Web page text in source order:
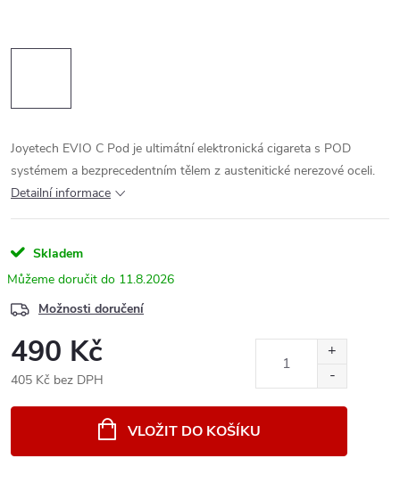
Joyetech EVIO C Pod je ultimátní elektronická cigareta s POD
systémem a bezprecedentním tělem z austenitické nerezové oceli.
Detailní informace
Skladem
11.8.2026
Možnosti doručení
490 Kč
405 Kč bez DPH
VLOŽIT DO KOŠÍKU